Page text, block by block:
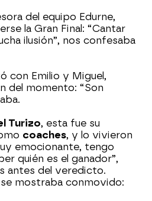
del equipo Edurne,
la Gran Final: “Cantar
ilusión”, nos confesaba
con Emilio y Miguel,
del momento: “Son
Turizo, esta fue su
coaches, y lo vivieron
emocionante, tengo
quién es el ganador”,
antes del veredicto.
mostraba conmovido: